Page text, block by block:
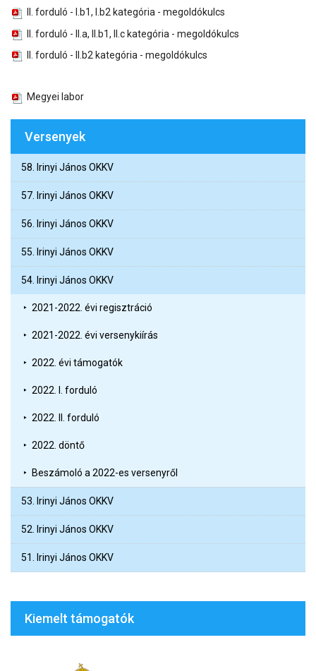
II. forduló - I.b1, I.b2 kategória - megoldókulcs
II. forduló - II.a, II.b1, II.c kategória - megoldókulcs
II. forduló - II.b2 kategória - megoldókulcs
Megyei labor
Versenyek
58. Irinyi János OKKV
57. Irinyi János OKKV
56. Irinyi János OKKV
55. Irinyi János OKKV
54. Irinyi János OKKV
2021-2022. évi regisztráció
2021-2022. évi versenykiírás
2022. évi támogatók
2022. I. forduló
2022. II. forduló
2022. döntő
Beszámoló a 2022-es versenyről
53. Irinyi János OKKV
52. Irinyi János OKKV
51. Irinyi János OKKV
Kiemelt támogatók